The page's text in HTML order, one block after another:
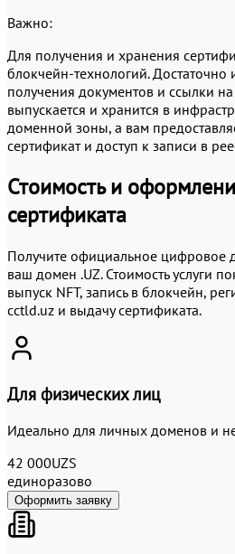
Важно:
Для получения и хранения
блокчейн-технологий. Достаточно
получения документов и ссылки на
выпускается и хранится в
доменной зоны, а вам
сертификат и доступ к записи в
Стоимость и
сертификата
Получите официальное цифровое
ваш домен .UZ. Стоимость услуги
выпуск NFT, запись в блокчейн,
cctld.uz и выдачу сертификата.
Для физических лиц
Идеально для личных доменов и
42 000UZS
единоразово
Оформить заявку